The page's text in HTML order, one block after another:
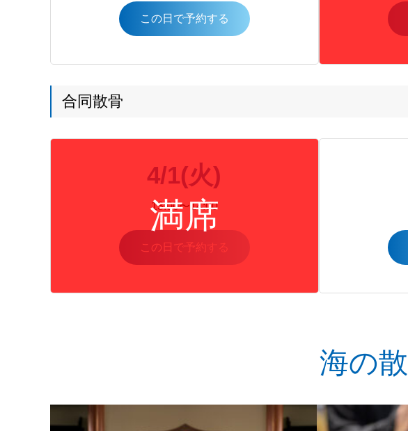
この日で予約する
合同散骨
4/1(火)
13:00〜14:00
この日で予約する
海の